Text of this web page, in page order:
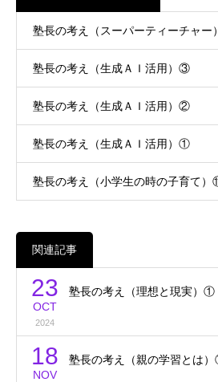
塾長の考え（スーパーティーチャー）
塾長の考え（生成ＡＩ活用）③
塾長の考え（生成ＡＩ活用）②
塾長の考え（生成ＡＩ活用）①
塾長の考え（小学生の時の子育て
関連記事
23
OCT
2024
塾長の考え（理想と現実）①
18
NOV
塾長の考え（親の学習とは